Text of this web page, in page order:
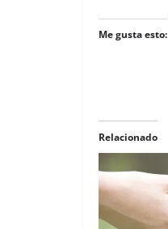
Me gusta esto:
Relacionado